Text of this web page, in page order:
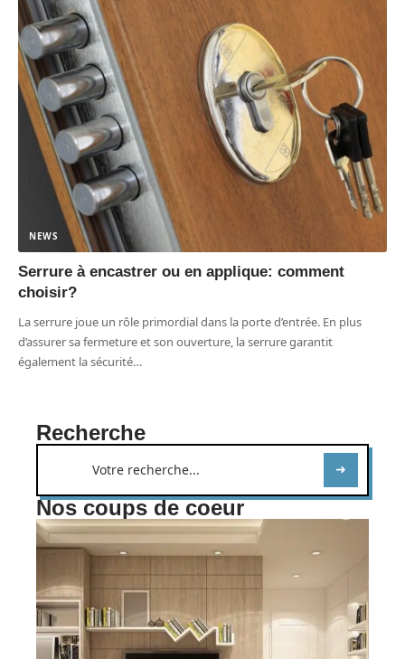
NEWS
Serrure à encastrer ou en applique: comment
choisir?
La serrure joue un rôle primordial dans la porte d’entrée. En plus
d’assurer sa fermeture et son ouverture, la serrure garantit
également la sécurité…
Recherche
Nos coups de coeur